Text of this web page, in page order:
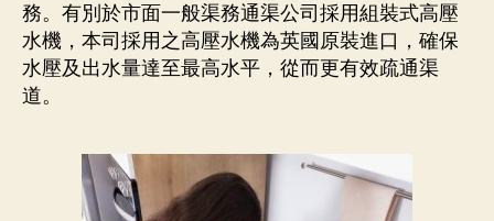
務。有別於市面一般渠務通渠公司採用組裝式高壓
水機，本司採用之高壓水機為英國原裝進口，確保
水壓及出水量達至最高水平，從而更有效疏通渠
道。